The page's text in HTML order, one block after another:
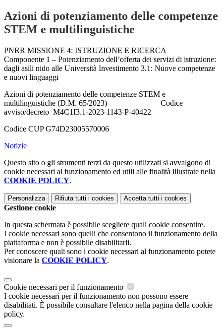
Azioni di potenziamento delle competenze
STEM e multilinguistiche
PNRR MISSIONE 4: ISTRUZIONE E RICERCA
Componente 1 – Potenziamento dell’offerta dei servizi di istruzione:
dagli asili nido alle Università Investimento 3.1: Nuove competenze
e nuovi linguaggi
Azioni di potenziamento delle competenze STEM e
multilinguistiche (D.M. 65/2023) Codice
avviso/decreto M4C1I3.1-2023-1143-P-40422
Codice CUP G74D23005570006
Notizie
Questo sito o gli strumenti terzi da questo utilizzati si avvalgono di
cookie necessari al funzionamento ed utili alle finalità illustrate nella
COOKIE POLICY.
Personalizza Rifiuta tutti i cookies Accetta tutti i cookies
Gestione cookie
In questa schermata è possibile scegliere quali cookie consentire.
I cookie necessari sono quelli che consentono il funzionamento della
piattaforma e non è possibile disabilitarli.
Per conoscere quali sono i cookie necessari al funzionamento potete
visionare la COOKIE POLICY.
Cookie necessari per il funzionamento
I cookie necessari per il funzionamento non possono essere
disabilitati. È possibile consultare l'elenco nella pagina della cookie
policy.